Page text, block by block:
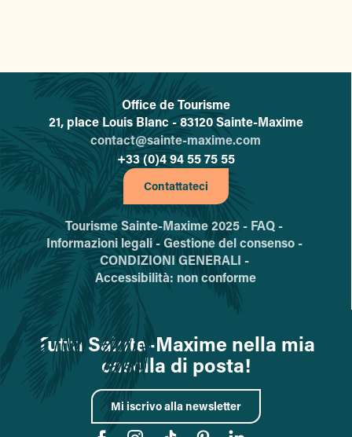
L'office de tourisme de Sainte-
Office de Tourisme
21, place Louis Blanc - 83120 Sainte-Maxime
contact@sainte-maxime.com
+33 (0)4 94 55 75 55
Contattateci
Tourisme Sainte-Maxime 2025 - FAQ -
Informazioni legali -Gestione del consenso -
CONDIZIONI GENERALI -
Accessibilità: non conforme
Tutta Sainte-Maxime nella mia
casella di posta!
Mi iscrivo alla newsletter